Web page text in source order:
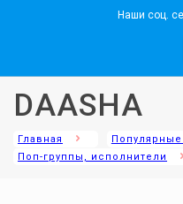
Наши соц.
DAASHA
Главная
Поп-группы, исполнители